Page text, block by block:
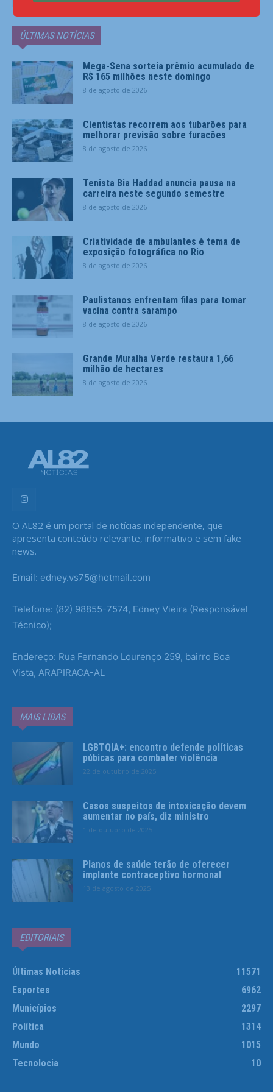
ÚLTIMAS NOTÍCIAS
Mega-Sena sorteia prêmio acumulado de
R$ 165 milhões neste domingo
8 de agosto de 2026
Cientistas recorrem aos tubarões para
melhorar previsão sobre furacões
8 de agosto de 2026
Tenista Bia Haddad anuncia pausa na
carreira neste segundo semestre
8 de agosto de 2026
Criatividade de ambulantes é tema de
exposição fotográfica no Rio
8 de agosto de 2026
Paulistanos enfrentam filas para tomar
vacina contra sarampo
8 de agosto de 2026
Grande Muralha Verde restaura 1,66
milhão de hectares
8 de agosto de 2026
O AL82 é um portal de notícias independente, que
apresenta conteúdo relevante, informativo e sem fake
news.
Email: edney.vs75@hotmail.com
Telefone: (82) 98855-7574, Edney Vieira (Responsável
Técnico);
Endereço: Rua Fernando Lourenço 259, bairro Boa
Vista, ARAPIRACA-AL
MAIS LIDAS
LGBTQIA+: encontro defende políticas
púbicas para combater violência
22 de outubro de 2025
Casos suspeitos de intoxicação devem
aumentar no país, diz ministro
1 de outubro de 2025
Planos de saúde terão de oferecer
implante contraceptivo hormonal
13 de agosto de 2025
EDITORIAIS
Últimas Notícias
11571
Esportes
6962
Municípios
2297
Política
1314
Mundo
1015
Tecnolocia
10